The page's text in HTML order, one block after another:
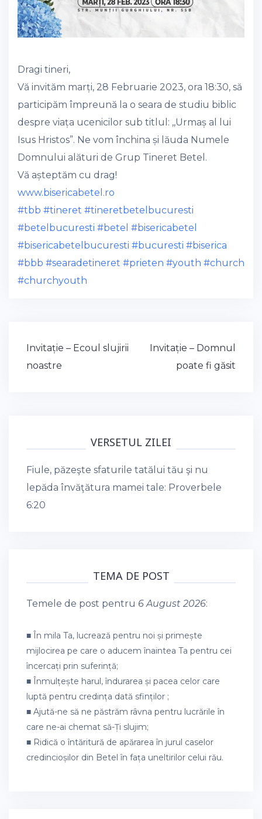
Dragi tineri,
Vă invităm marți, 28 Februarie 2023, ora 18:30, să
participăm împreună la o seara de studiu biblic
despre viața ucenicilor sub titlul: ,,Urmaș al lui
Isus Hristos”. Ne vom închina și lăuda Numele
Domnului alături de Grup Tineret Betel.
Vă așteptăm cu drag!
www.bisericabetel.ro
#tbb #tineret #tineretbetelbucuresti
#betelbucuresti #betel #bisericabetel
#bisericabetelbucuresti #bucuresti #biserica
#bbb #searadetineret #prieten #youth #church
#churchyouth
Post
navigation
Invitație – Ecoul slujirii
noastre
Invitație – Domnul
poate fi găsit
VERSETUL ZILEI
Fiule, păzeşte sfaturile tatălui tău şi nu
lepăda învăţătura mamei tale: Proverbele
6:20
TEMA DE POST
Temele de post pentru 6 August 2026:
■ În mila Ta, lucrează pentru noi și primește
mijlocirea pe care o aducem înaintea Ta pentru cei
încercați prin suferință;
■ Înmulțește harul, îndurarea și pacea celor care
luptă pentru credința dată sfinților ;
■ Ajută-ne să ne păstrăm râvna pentru lucrările în
care ne-ai chemat să-Ți slujim;
■ Ridică o întăritură de apărarea în jurul caselor
credincioșilor din Betel în fața uneltirilor celui rău.